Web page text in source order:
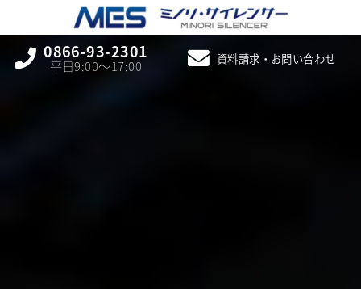
0866-93-2301
平日9:00〜17:00 資料請求・お問い合わせ